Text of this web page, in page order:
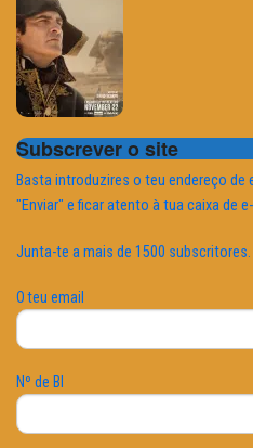
Subscrever o site
Basta introduzires o teu endereço de
"Enviar" e ficar atento à tua caixa de
Junta-te a mais de 1500 subscritores.
O teu email
Nº de BI